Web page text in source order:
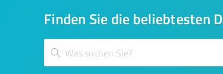
Finden Sie die beliebtesten